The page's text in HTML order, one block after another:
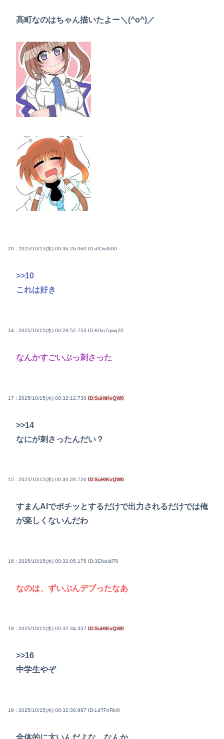
高町なのはちゃん描いたよー＼(^o^)／
20 : 2025/10/15(水) 00:36:26.060 ID:d/OviXi90
>>10
これは好き
14 : 2025/10/15(水) 00:29:52.753 ID:KGo7qwq20
なんかすごいぶっ刺さった
17 : 2025/10/15(水) 00:32:12.730 ID:SuHtKvQW0
>>14
なにが刺さったんだい？
15 : 2025/10/15(水) 00:30:28.726 ID:SuHtKvQW0
すまんAIでポチッとするだけで出力されるだけでは俺
が楽しくないんだわ
16 : 2025/10/15(水) 00:32:05.175 ID:3ENoidlT0
なのは、ずいぶんデブったなあ
18 : 2025/10/15(水) 00:32:34.337 ID:SuHtKvQW0
>>16
中学生やぞ
19 : 2025/10/15(水) 00:32:38.987 ID:LdTFnRkr0
全体的に太いんだよな、なんか